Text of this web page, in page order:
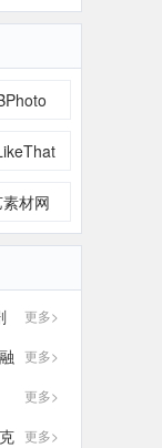
材网
更多>
更多>
更多>
更多>